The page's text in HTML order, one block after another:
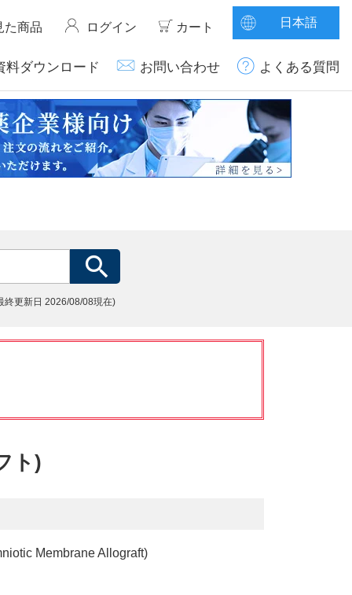
た商品 ログイン カート 日本語
料ダウンロード お問い合わせ よくある質問
終更新日 2026/08/08現在)
ト)
Membrane Allograft)